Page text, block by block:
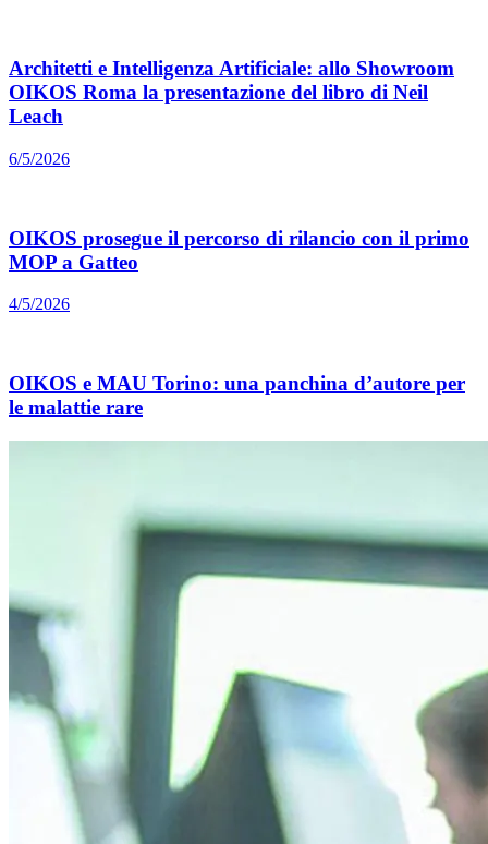
Architetti e Intelligenza Artificiale: allo Showroom
OIKOS Roma la presentazione del libro di Neil
Leach
6/5/2026
OIKOS prosegue il percorso di rilancio con il primo
MOP a Gatteo
4/5/2026
OIKOS e MAU Torino: una panchina d’autore per
le malattie rare